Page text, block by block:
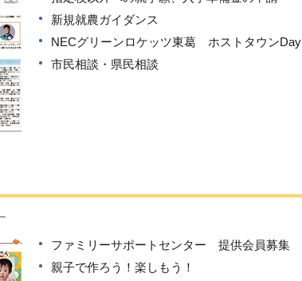
新規就農ガイダンス
NECグリーンロケッツ東葛 ホストタウンDay
市民相談・県民相談
ファミリーサポートセンター 提供会員募集
親子で作ろう！楽しもう！